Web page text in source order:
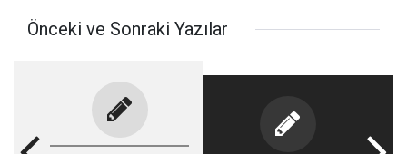
Önceki ve Sonraki Yazılar